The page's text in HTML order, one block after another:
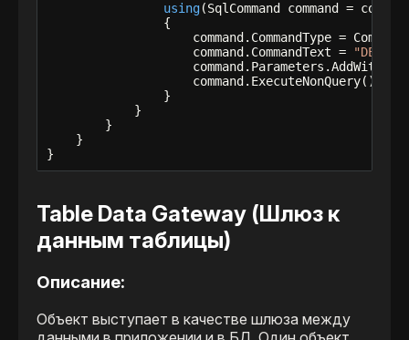
using(SqlCommand command =
                {
command.CommandType =
                    command.CommandText =
                    command.ExecuteNonQuery();
                }
            }
        }
    }
}
Table Data Gateway (Шлюз к
данным таблицы)
Описание:
Объект выступает в качестве шлюза между